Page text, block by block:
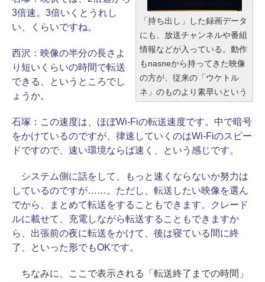
「持ち出し」した録画データ
にも、放送チャンネルや番組
情報などが入っている。動作
もnasneから持ってきた映像
の方が、従来の「ウケトル
ネ」のものより素早いという
3倍速。3倍いくとうれし
い、くらいですね。
西沢： 映像の半分の長さよ
り短いくらいの時間で転送
できる、というところでし
ょうか。
石塚： この速度は、ほぼWi-Fiの転送速度です。中で暗号
をかけているのですが、律速していくのはWi-Fiのスピー
ドですので、速い環境ならば速く、という感じです。
システム側に話をして、もっと速くならないか努力は
しているのですが……。ただし、転送したい映像を選ん
でから、まとめて転送をすることもできます。クレード
ルに載せて、充電しながら転送することもできますか
ら、出張前の夜に転送をかけて、後は寝ている間に終
了、といった形でもOKです。
ちなみに、ここで表示される「転送終了までの時間」